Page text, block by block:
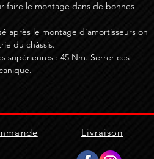
faire le montage dans de bonnes
après le montage d'amortisseurs on
du châssis.
supérieures : 45 Nm. Serrer ces
Livraison